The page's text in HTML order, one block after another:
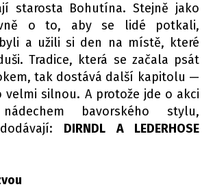
starosta Bohutína. Stejně jako
o to, aby se lidé potkali,
a užili si den na místě, které
Tradice, která se začala psát
tak dostává další kapitolu —
velmi silnou. A protože jde o akci
bavorského stylu,
DIRNDL A LEDERHOSE